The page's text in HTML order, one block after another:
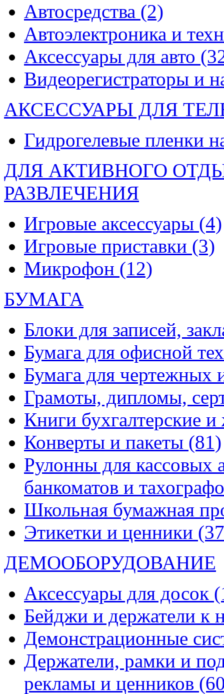
Автосредства (2)
Автоэлектроника и
Аксессуары для авто
Видеорегистраторы и
АКСЕССУАРЫ ДЛЯ
Гидрогелевые пленки
ДЛЯ АКТИВНОГО
РАЗВЛЕЧЕНИЯ
Игровые аксессуары (4)
Игровые приставки (3)
Микрофон (12)
БУМАГА
Блоки для записей,
Бумага для офисной
Бумага для чертежных
Грамоты, дипломы,
Книги бухгалтерские
Конверты и пакеты (81)
Рулонны для кассовых
банкоматов и
Школьная бумажная
Этикетки и ценники
ДЕМООБОРУДОВАНИЕ
Аксессуары для досок
Бейджи и держатели к
Демонстрационные
Держатели, рамки и
рекламы и ценников